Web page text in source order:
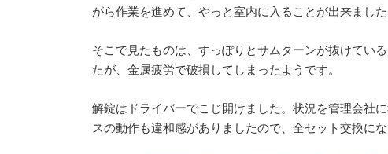
がら作業を進めて、やっと室内に入ることが出来ました
そこで見たものは、すっぽりとサムターンが抜けてい
たが、金属疲労で破損してしまったようです。
解錠はドライバーでこじ開けました。状況を管理会社
スの動作も違和感がありましたので、全セット交換にな